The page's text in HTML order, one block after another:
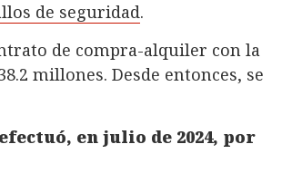
de seguridad.
de compra-alquiler con la
millones. Desde entonces, se
en julio de 2024, por